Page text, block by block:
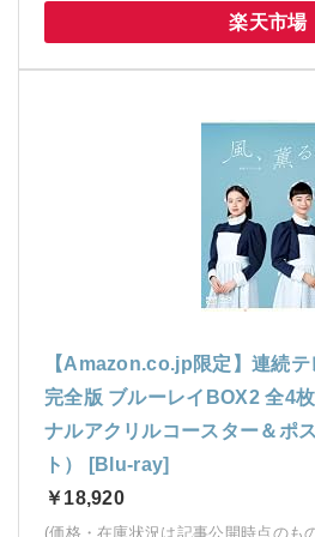
楽天市場
【Amazon.co.jp限定】連続
完全版 ブルーレイBOX2 全4
ナルアクリルコースター＆ポ
ト） [Blu-ray]
￥18,920
(価格・在庫状況は記事公開時点のも